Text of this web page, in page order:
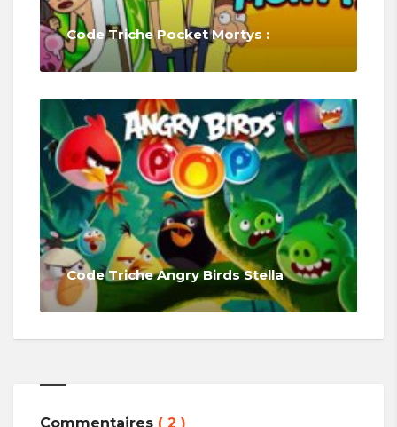
Code Triche Pocket Mortys :
Code Triche Angry Birds Stella
Commentaires ( 2 )